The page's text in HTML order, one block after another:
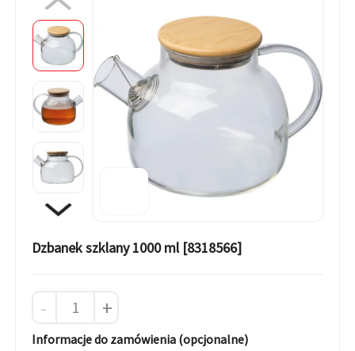
Dzbanek szklany 1000 ml [8318566]
- +
Informacje do zamówienia (opcjonalne)